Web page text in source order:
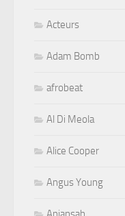
Acteurs
Adam Bomb
afrobeat
Al Di Meola
Alice Cooper
Angus Young